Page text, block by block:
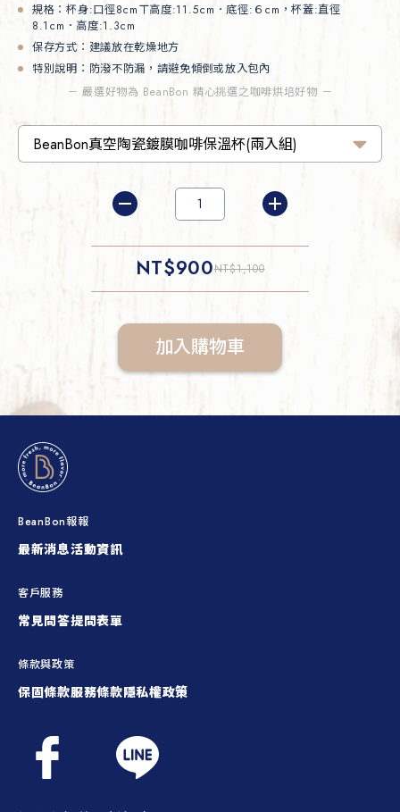
規格：杯身:口徑8cmㄒ高度:11.5cm．底徑:６cm，杯蓋:直徑
8.1cm．高度:1.3cm
保存方式：建議放在乾燥地方
特別說明：防潑不防漏，請避免傾倒或放入包內
－ 嚴選好物為 BeanBon 精心挑選之咖啡烘培好物 －
NT$900NT$1,100
加入購物車
BeanBon報報
最新消息活動資訊
客戶服務
常見問答提問表單
條款與政策
保固條款服務條款隱私權政策